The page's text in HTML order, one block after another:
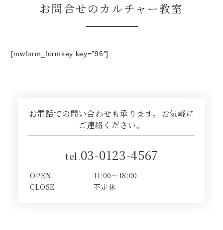
お問合せのカルチャー教室
[mwform_formkey key=”96″]
お電話での問い合わせも承ります。お気軽に
ご連絡ください。
tel.03-0123-4567
OPEN
11:00～18:00
CLOSE
不定休